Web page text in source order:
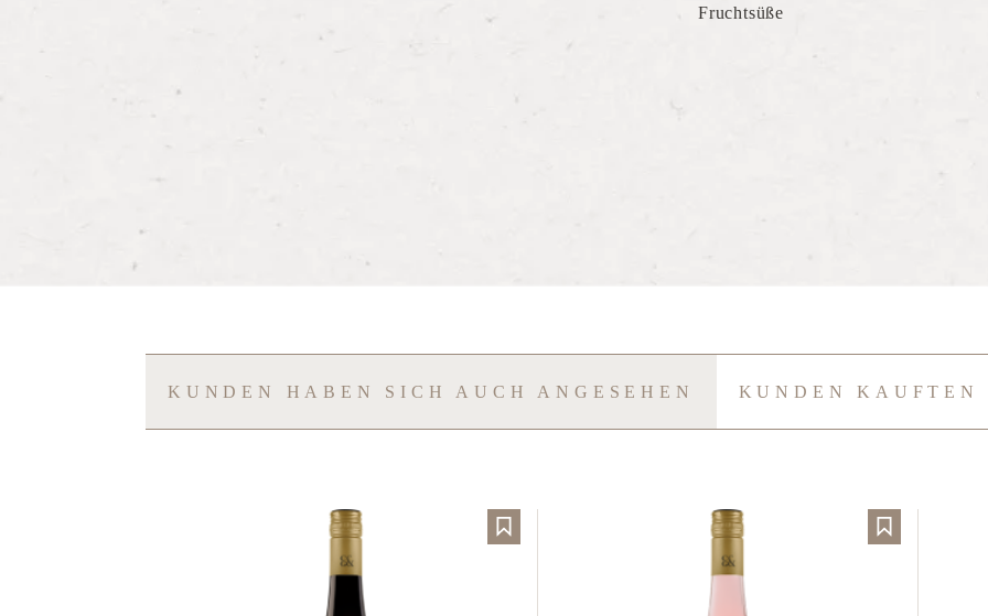
Fruchtsüße
KUNDEN HABEN SICH AUCH ANGESEHEN KUNDEN KAUFTEN
Produktgalerie überspringen